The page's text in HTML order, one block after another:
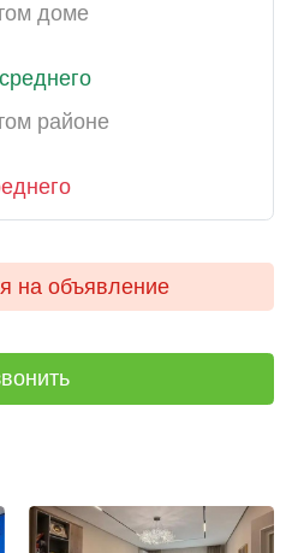
доме
районе
на объявление